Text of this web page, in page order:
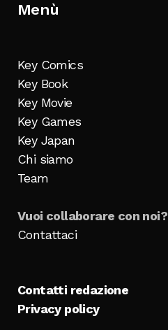
Menù
Key Comics
Key Book
Key Movie
Key Games
Key Japan
Chi siamo
Team
Vuoi collaborare con noi?
Contattaci
Contatti redazione
Privacy policy